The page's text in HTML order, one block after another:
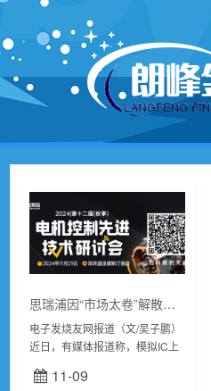
思瑞浦因“市场太卷”解散团队，国产MCU何去何从？
电子发烧友网报道（文/吴子鹏）
近日，有媒体报道称，模拟IC上
行了内部架构调整，MCU团队撤
11-09